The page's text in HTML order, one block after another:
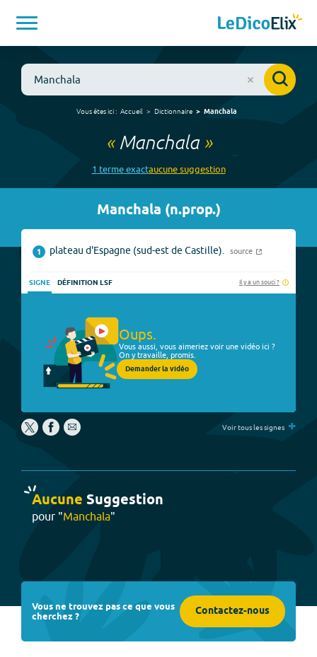
Vous êtes ici : Accueil Dictionnaire Manchala
« Manchala»
1 termeexactaucunesuggestion
Manchala (n.prop.)
1 plateau d'Espagne (sud-est de Castille). source
SIGNE DÉFINITION LSF Il y a un souci ?
Oups.
Vous aussi, vous aimeriez voir une vidéo ici ?
On y travaille, promis.
Demander la vidéo
Voir tous les signes +
Aucune Suggestion
pour "Manchala"
Vous ne trouvez pas ce que vous
cherchez ? Contactez-nous